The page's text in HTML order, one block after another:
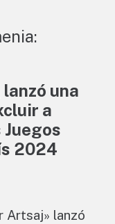
una
a
2024
Artsaj» lanzó